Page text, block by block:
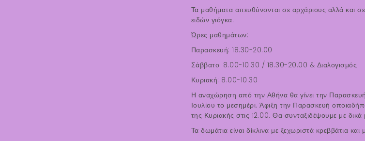
Τα μαθήματα απευθύνονται σε αρχάριους αλλά και
ειδών γιόγκα.
Ώρες μαθημάτων:
Παρασκευή: 18.30-20.00
Σάββατο: 8.00-10.30 / 18.30-20.00 & Διαλογισμός
Κυριακή: 8.00-10.30
Η αναχώρηση από την Αθήνα θα γίνει την
Ιουλίου το μεσημέρι. Άφιξη την Παρασκευή
της Κυριακής στις 12.00. Θα συνταξιδέψουμε με
Τα δωμάτια είναι δίκλινα με ξεχωριστά κρεββάτια